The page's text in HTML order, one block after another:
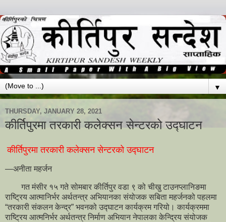
▼
THURSDAY, JANUARY 28, 2021
कीर्तिपुरमा तरकारी कलेक्सन सेन्टरको उद्घाटन
कीर्तिपुरमा तरकारी कलेक्सन सेन्टरको उद्घाटन
—अनीता महर्जन
गत मंसीर १५ गते सोमबार कीर्तिपुर वडा ९ को चीखु टाउनप्लानिङमा
राष्ट्रिय आत्मानिर्भर अर्थतन्त्र अभियानका संयोजक सबिता महर्जनको पहलमा
“तरकारी संकलन केन्द्र” भवनको उद्घाटन कार्यक्रम गरियो। कार्यक्रममा
राष्ट्रिय आत्मनिर्भर अर्थतन्त्र निर्माण अभियान नेपालका केन्द्रिय संयोजक